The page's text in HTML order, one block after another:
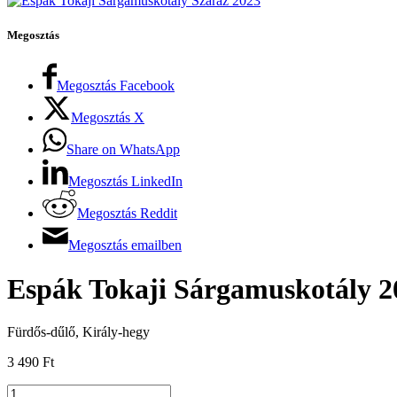
Megosztás
Megosztás Facebook
Megosztás X
Share on WhatsApp
Megosztás LinkedIn
Megosztás Reddit
Megosztás emailben
Espák Tokaji Sárgamuskotály
Fürdős-dűlő, Király-hegy
3 490 Ft
Espák